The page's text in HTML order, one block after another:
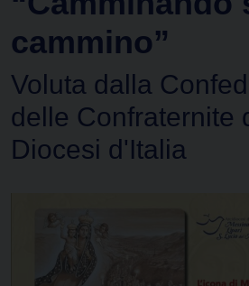
cammino”
Voluta dalla
delle Confraternite
Diocesi d'Italia